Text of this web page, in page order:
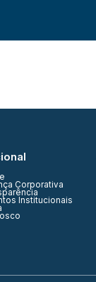
Corporativa
Institucionais